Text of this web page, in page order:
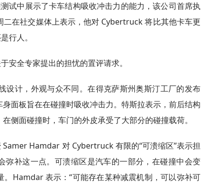
试中展示了卡车结构吸收冲击力的能力，该公司首席执
在社交媒体上表示，他对 Cybertruck 将比其他卡车更
行人。
安全专家提出的担忧的置评请求。
设计，外观与众不同。在得克萨斯州奥斯汀工厂的发布
面板旨在在碰撞时吸收冲击力。特斯拉表示，前后结构
侧面碰撞时，车门的外皮承受了大部分的碰撞载荷。
Hamdar 对 Cybertruck 有限的“可溃缩区”表示担
弥补这一点。可溃缩区是汽车的一部分，在碰撞中会变
。Hamdar 表示：“可能存在某种减震机制，可以弥补可